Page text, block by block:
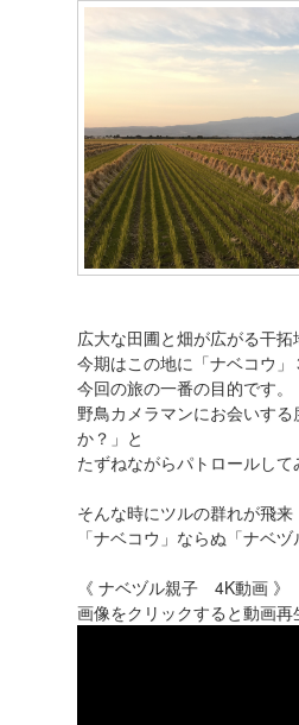
広大な田圃と畑が広がる干拓
今期はこの地に「ナベコウ
今回の旅の一番の目的です。
野鳥カメラマンにお会いす
か？」と
たずねながらパトロールして
そんな時にツルの群れが飛来
「ナベコウ」ならぬ「ナベ
《 ナベヅル親子 4K動画 》
画像をクリックすると動画再